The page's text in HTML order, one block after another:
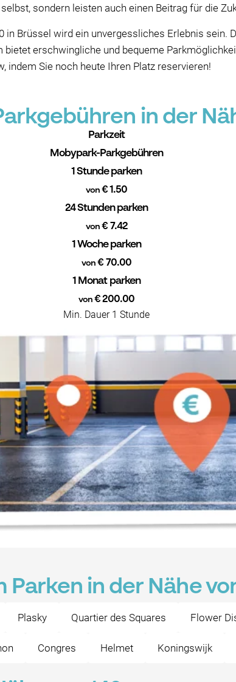
sondern leisten auch einen Beitrag für die
in Brüssel wird ein unvergessliches Erlebnis sein.
erschwingliche und bequeme
indem Sie noch heute Ihren Platz reservieren!
in der
Parkzeit
Mobypark-Parkgebühren
1 Stunde parken
von€ 1.50
24 Stunden parken
von € 7.42
1 Woche parken
von € 70.00
1 Monat parken
von € 200.00
Min. Dauer 1 Stunde
in der Nähe
Plasky Quartier des Squares Flower
Congres Helmet Koningswijk